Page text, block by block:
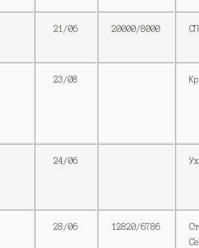
21/06 20000/8000
23/08
24/06
28/06 12820/6786